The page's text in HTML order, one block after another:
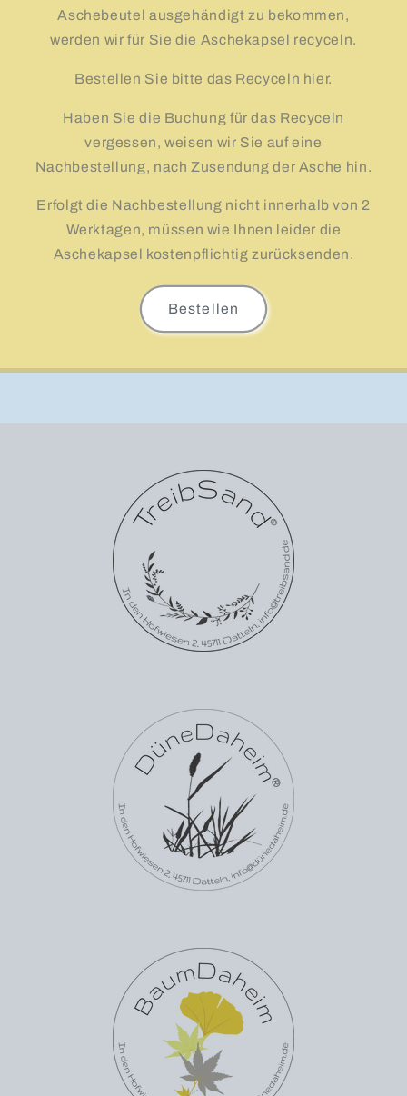
Aschebeutel ausgehändigt zu bekommen,
werden wir für Sie die Aschekapsel recyceln.
Bestellen Sie bitte das Recyceln hier.
Haben Sie die Buchung für das Recyceln
vergessen, weisen wir Sie auf eine
Nachbestellung, nach Zusendung der Asche hin.
Erfolgt die Nachbestellung nicht innerhalb von 2
Werktagen, müssen wie Ihnen leider die
Aschekapsel kostenpflichtig zurücksenden.
Bestellen